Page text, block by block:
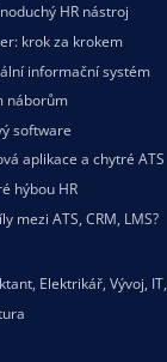
HR nástroj
krok za krokem
informační systém
náborům
software
aplikace a chytré ATS
hýbou HR
mezi ATS, CRM, LMS?
, Elektrikář, Vývoj, IT,